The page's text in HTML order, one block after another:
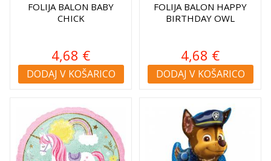
FOLIJA BALON BABY
CHICK
4,68 €
DODAJ V KOŠARICO
FOLIJA BALON HAPPY
BIRTHDAY OWL
4,68 €
DODAJ V KOŠARICO